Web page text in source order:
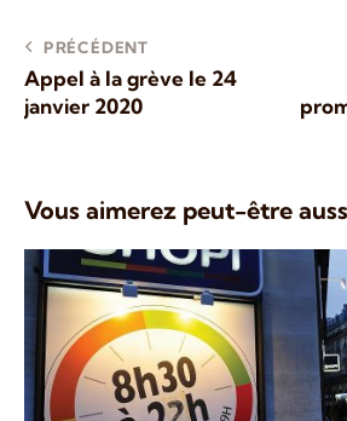
PRÉCÉDENT
Appel à la grève le 24
janvier 2020
Vous aimerez peut-être